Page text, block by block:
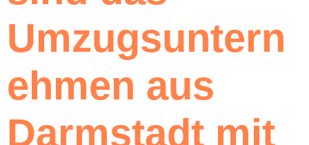
Umzugsuntern
ehmen aus
Darmstadt mit